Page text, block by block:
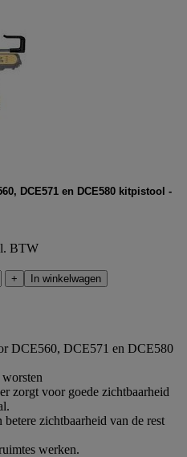
DCE571 en DCE580 kitpistool -
BTW
+ In winkelwagen
DCE560, DCE571 en DCE580
zorgt voor goede zichtbaarheid
zichtbaarheid van de rest
werken.